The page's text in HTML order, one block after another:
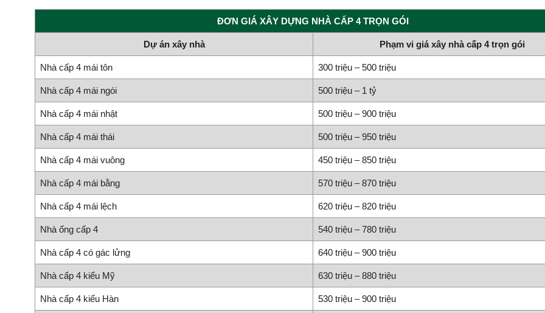
ĐƠN GIÁ XÂY DỰNG NHÀ CẤP 4 TRỌN GÓI
Dự án xây nhà Phạm vi giá xây nhà cấp 4 trọn gói
Nhà cấp 4 mái tôn 300 triệu – 500 triệu
Nhà cấp 4 mái ngói 500 triệu – 1 tỷ
Nhà cấp 4 mái nhật 500 triệu – 900 triệu
Nhà cấp 4 mái thái 500 triệu – 950 triệu
Nhà cấp 4 mái vuông 450 triệu – 850 triệu
Nhà cấp 4 mái bằng 570 triệu – 870 triệu
Nhà cấp 4 mái lệch 620 triệu – 820 triệu
Nhà ống cấp 4 540 triệu – 780 triệu
Nhà cấp 4 có gác lửng 640 triệu – 900 triệu
Nhà cấp 4 kiểu Mỹ 630 triệu – 880 triệu
Nhà cấp 4 kiểu Hàn 530 triệu – 900 triệu